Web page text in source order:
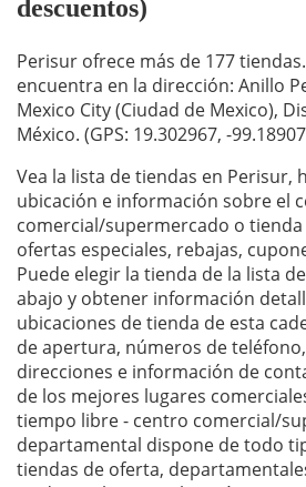
descuentos)
Perisur ofrece más de 177
encuentra en la dirección: Anillo
Mexico City (Ciudad de Mexico),
México. (GPS: 19.302967, -
Vea la lista de tiendas en Perisur,
ubicación e información sobre el
comercial/supermercado o
ofertas especiales, rebajas,
Puede elegir la tienda de la lista
abajo y obtener información
ubicaciones de tienda de esta
de apertura, números de
direcciones e información de
de los mejores lugares
tiempo libre - centro comercial/
departamental dispone de todo
tiendas de oferta,